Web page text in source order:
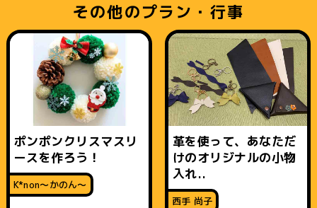
その他のプラン・行事
ポンポンクリスマスリ
ースを作ろう！
K*non〜かのん〜
革を使って、あなただ
けのオリジナルの小物
入れ..
西手 尚子